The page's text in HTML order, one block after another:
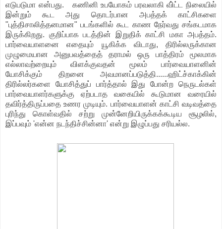
எடுபடுமா என்பது. கணினி உபயோகம் பரவலாகி வி்ட்ட நிலையில்
இன்றும் கூட அது தொடர்பான அபத்தக் காட்சிகளை
"புத்திசாலித்தனமான" படங்களில் கூட காண நேர்வது சங்கடமாக
இருக்கிறது. குறிப்பாக படத்தின் இறுதிக் காட்சி மகா அபத்தம்.
பார்வையாளனை எதையும் யூகிக்க விடாது, திரில்லருக்கான
முழுமையான அனுபவத்தைத் தராமல் ஒரு பாத்திரம் மூலமாக
எல்லாவற்றையும் விளக்குவதன் மூலம் பார்வையாளனின்
யோசிக்கும் திறனை அவமானப்படுத்தி......ஹிட்ச்காக்கின்
திரில்லர்களை யோசித்துப் பார்த்தால் இது போன்ற நெருடல்கள்
பார்வையாளர்களுக்கு ஏற்படாத வகையில் கூடுமான வரையில்
தவிர்த்திருப்பதை உணர முடியும். பார்வையாளன் காட்சி வடிவத்தை
புரிந்து கொள்வதில் சற்று முன்னேறியிருக்கக்கூடிய சூழலில்,
இப்பவும் 'என்ன நடந்திச்சின்னா' என்று இழுப்பது சரியல்ல.